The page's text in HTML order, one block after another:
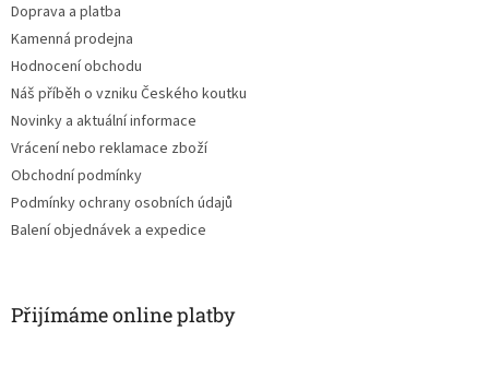
Doprava a platba
Kamenná prodejna
Hodnocení obchodu
Náš příběh o vzniku Českého koutku
Novinky a aktuální informace
Vrácení nebo reklamace zboží
Obchodní podmínky
Podmínky ochrany osobních údajů
Balení objednávek a expedice
Přijímáme online platby